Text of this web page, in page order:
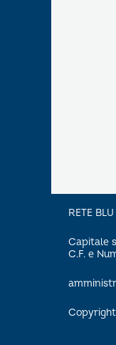
RETE
Capitale
C.F. e